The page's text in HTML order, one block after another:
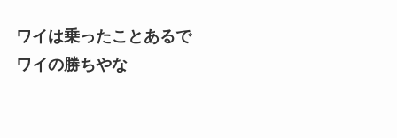
ワイは乗ったことあるで
ワイの勝ちやな